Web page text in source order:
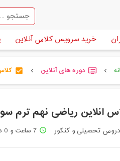
خرید سرویس کلاس آنلاین
chevron_left
dvr دوره های آنلاین chevron_left
check_box
انلاین ریاضی نهم ترم سوم
دروس تحصیلی و کنکور access_time 7 ساعت و 0 دقیقه